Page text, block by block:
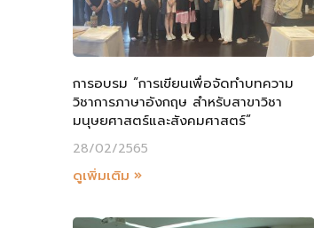
การอบรม “การเขียนเพื่อจัดทำบทความ
วิชาการภาษาอังกฤษ สำหรับสาขาวิชา
มนุษยศาสตร์และสังคมศาสตร์”
28/02/2565
ดูเพิ่มเติม »